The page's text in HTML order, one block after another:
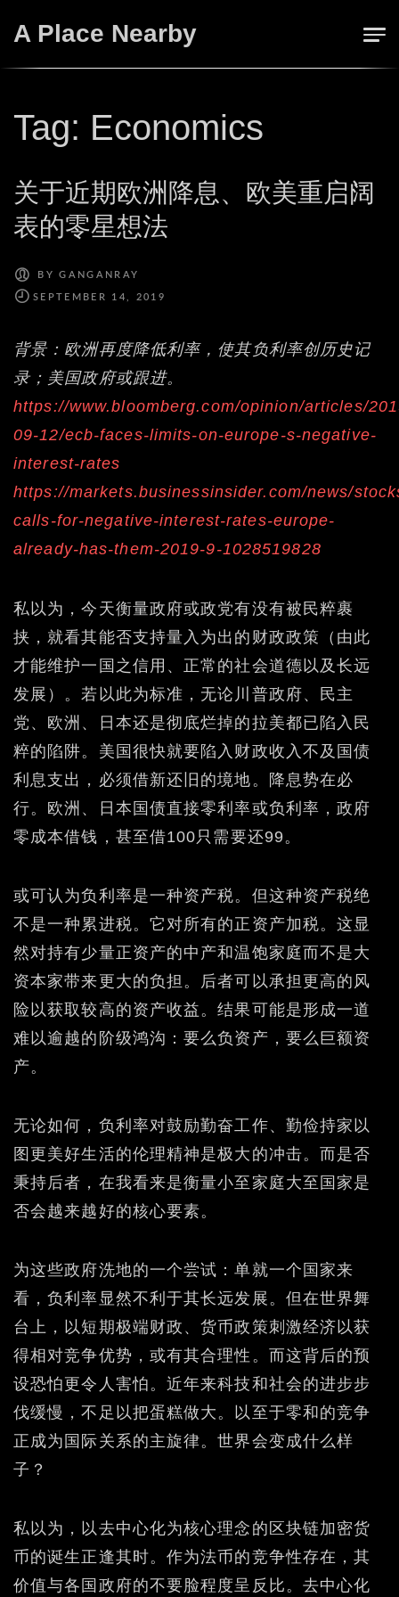
A Place Nearby
Tag: Economics
关于近期欧洲降息、欧美重启阔
表的零星想法
BYGANGANRAY
背景：欧洲再度降低利率，使其负利率创历史记
录；美国政府或跟进。
https://www.bloomberg.com/opinion/articles/
09-12/ecb-faces-limits-on-europe-s-negative-
interest-rates
https://markets.businessinsider.com/news/
calls-for-negative-interest-rates-europe-
already-has-them-2019-9-1028519828
私以为，今天衡量政府或政党有没有被民粹裹
挟，就看其能否支持量入为出的财政政策（由此
才能维护一国之信用、正常的社会道德以及长远
发展）。若以此为标准，无论川普政府、民主
党、欧洲、日本还是彻底烂掉的拉美都已陷入民
粹的陷阱。美国很快就要陷入财政收入不及国债
利息支出，必须借新还旧的境地。降息势在必
行。欧洲、日本国债直接零利率或负利率，政府
零成本借钱，甚至借100只需要还99。
或可认为负利率是一种资产税。但这种资产税绝
不是一种累进税。它对所有的正资产加税。这显
然对持有少量正资产的中产和温饱家庭而不是大
资本家带来更大的负担。后者可以承担更高的风
险以获取较高的资产收益。结果可能是形成一道
难以逾越的阶级鸿沟：要么负资产，要么巨额资
产。
无论如何，负利率对鼓励勤奋工作、勤俭持家以
图更美好生活的伦理精神是极大的冲击。而是否
秉持后者，在我看来是衡量小至家庭大至国家是
否会越来越好的核心要素。
为这些政府洗地的一个尝试：单就一个国家来
看，负利率显然不利于其长远发展。但在世界舞
台上，以短期极端财政、货币政策刺激经济以获
得相对竞争优势，或有其合理性。而这背后的预
设恐怕更令人害怕。近年来科技和社会的进步步
伐缓慢，不足以把蛋糕做大。以至于零和的竞争
正成为国际关系的主旋律。世界会变成什么样
子？
私以为，以去中心化为核心理念的区块链加密货
币的诞生正逢其时。作为法币的竞争性存在，其
价值与各国政府的不要脸程度呈反比。去中心化